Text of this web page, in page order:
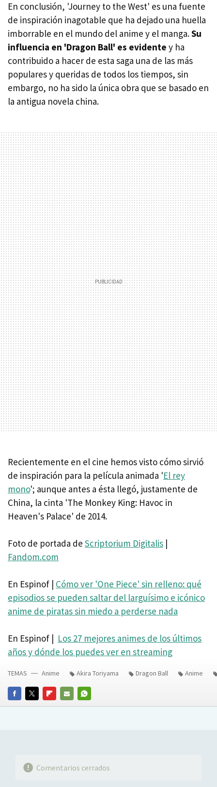
En conclusión, 'Journey to the West' es una fuente
de inspiración inagotable que ha dejado una huella
imborrable en el mundo del anime y el manga.Su
influencia en 'Dragon Ball' es evidente y ha
contribuido a hacer de esta saga una de las más
populares y queridas de todos los tiempos, sin
embargo, no ha sido la única obra que se basado en
la antigua novela china.
Recientemente en el cine hemos visto cómo sirvió
de inspiración para la película animada 'El rey
mono'; aunque antes a ésta llegó, justamente de
China, la cinta 'The Monkey King: Havoc in
Heaven's Palace' de 2014.
Foto de portada de Scriptorium Digitalis |
Fandom.com
En Espinof | Cómo ver 'One Piece' sin relleno: qué
episodios se pueden saltar del larguísimo e icónico
anime de piratas sin miedo a perderse nada
En Espinof | Los 27 mejores animes de los últimos
años y dónde los puedes ver en streaming
FACEBOOKTWITTERFLIPBOARD
E-
WHATSAPP
TEMAS Anime Akira Toriyama Dragon Ball Anime
Comentarios cerrados